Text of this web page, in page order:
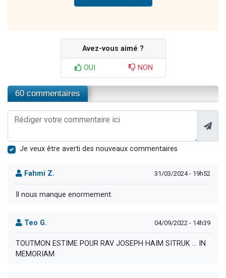
Avez-vous aimé ?
OUI NON
60 commentaires
Je veux être averti des nouveaux commentaires
Fahmi Z. 31/03/2024 - 19h52
Il nous manque enormement.
Teo G. 04/09/2022 - 14h39
TOUTMON ESTIME POUR RAV JOSEPH HAIM SITRUK ... IN
MEMORIAM